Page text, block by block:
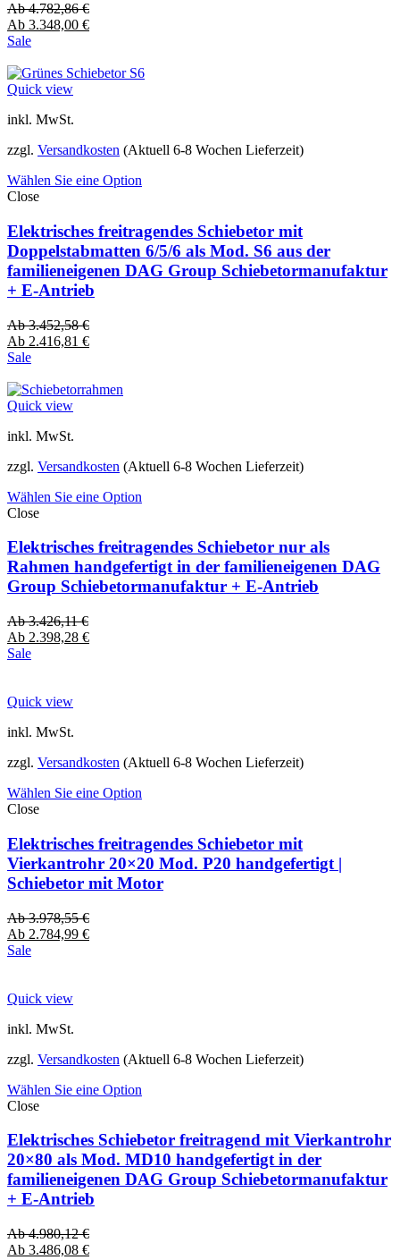
Ab4.782,86€
Ab 3.348,00 €
Sale
Quick view
inkl. MwSt.
zzgl. Versandkosten (Aktuell 6-8 Wochen Lieferzeit)
Wählen Sie eine Option
Close
Elektrisches freitragendes Schiebetor mit
Doppelstabmatten 6/5/6 als Mod. S6 aus der
familieneigenen DAG Group Schiebetormanufaktur
+ E-Antrieb
Ab3.452,58€
Ab 2.416,81 €
Sale
Quick view
inkl. MwSt.
zzgl. Versandkosten (Aktuell 6-8 Wochen Lieferzeit)
Wählen Sie eine Option
Close
Elektrisches freitragendes Schiebetor nur als
Rahmen handgefertigt in der familieneigenen DAG
Group Schiebetormanufaktur + E-Antrieb
Ab3.426,11€
Ab 2.398,28 €
Sale
Quick view
inkl. MwSt.
zzgl. Versandkosten (Aktuell 6-8 Wochen Lieferzeit)
Wählen Sie eine Option
Close
Elektrisches freitragendes Schiebetor mit
Vierkantrohr 20×20 Mod. P20 handgefertigt |
Schiebetor mit Motor
Ab3.978,55€
Ab 2.784,99 €
Sale
Quick view
inkl. MwSt.
zzgl. Versandkosten (Aktuell 6-8 Wochen Lieferzeit)
Wählen Sie eine Option
Close
Elektrisches Schiebetor freitragend mit Vierkantrohr
20×80 als Mod. MD10 handgefertigt in der
familieneigenen DAG Group Schiebetormanufaktur
+ E-Antrieb
Ab4.980,12€
Ab 3.486,08 €